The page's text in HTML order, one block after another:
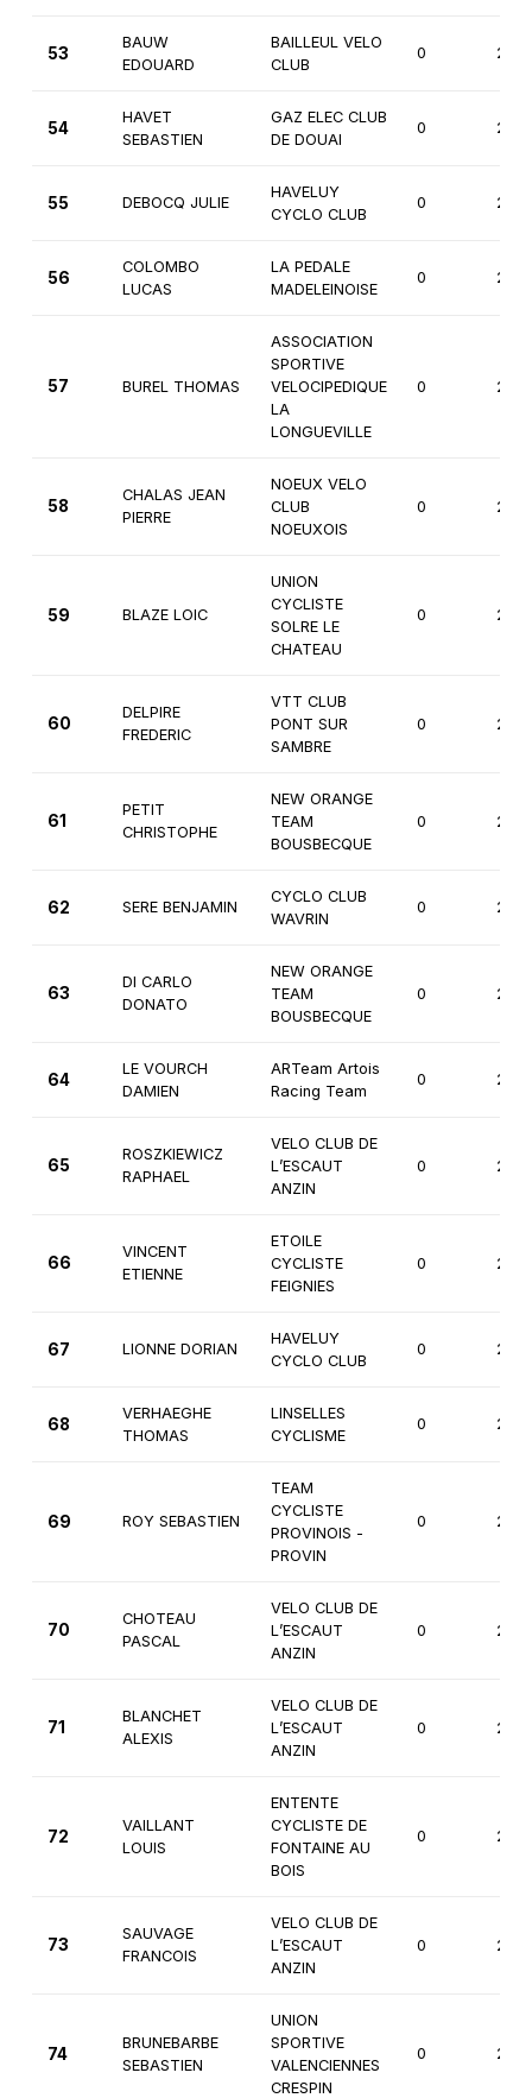
53
BAUW
EDOUARD
BAILLEUL VELO
CLUB
0
54
HAVET
SEBASTIEN
GAZ ELEC CLUB
DE DOUAI
0
55 DEBOCQ JULIE
HAVELUY
CYCLO CLUB
0
56
COLOMBO
LUCAS
LA PEDALE
MADELEINOISE
0
57 BUREL THOMAS
ASSOCIATION
SPORTIVE
VELOCIPEDIQUE
LA
LONGUEVILLE
0
58
CHALAS JEAN
PIERRE
NOEUX VELO
CLUB
NOEUXOIS
0
59 BLAZE LOIC
UNION
CYCLISTE
SOLRE LE
CHATEAU
0
60
DELPIRE
FREDERIC
VTT CLUB
PONT SUR
SAMBRE
0
61
PETIT
CHRISTOPHE
NEW ORANGE
TEAM
BOUSBECQUE
0
62 SERE BENJAMIN
CYCLO CLUB
WAVRIN
0
63
DI CARLO
DONATO
NEW ORANGE
TEAM
BOUSBECQUE
0
64
LE VOURCH
DAMIEN
ARTeam Artois
Racing Team
0
65
ROSZKIEWICZ
RAPHAEL
VELO CLUB DE
L’ESCAUT
ANZIN
0
66
VINCENT
ETIENNE
ETOILE
CYCLISTE
FEIGNIES
0
67 LIONNE DORIAN
HAVELUY
CYCLO CLUB
0
68
VERHAEGHE
THOMAS
LINSELLES
CYCLISME
0
69 ROY SEBASTIEN
TEAM
CYCLISTE
PROVINOIS -
PROVIN
0
70
CHOTEAU
PASCAL
VELO CLUB DE
L’ESCAUT
ANZIN
0
71
BLANCHET
ALEXIS
VELO CLUB DE
L’ESCAUT
ANZIN
0
72
VAILLANT
LOUIS
ENTENTE
CYCLISTE DE
FONTAINE AU
BOIS
0
73
SAUVAGE
FRANCOIS
VELO CLUB DE
L’ESCAUT
ANZIN
0
74
BRUNEBARBE
SEBASTIEN
UNION
SPORTIVE
VALENCIENNES
CRESPIN
0